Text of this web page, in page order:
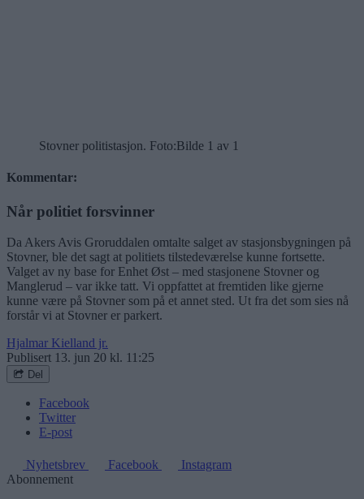
Stovner politistasjon. Foto:Bilde 1 av 1
Kommentar:
Når politiet forsvinner
Da Akers Avis Groruddalen omtalte salget av stasjonsbygningen på
Stovner, ble det sagt at politiets tilstedeværelse kunne fortsette.
Valget av ny base for Enhet Øst – med stasjonene Stovner og
Manglerud – var ikke tatt. Vi oppfattet at fremtiden like gjerne
kunne være på Stovner som på et annet sted. Ut fra det som sies nå
forstår vi at Stovner er parkert.
Hjalmar Kielland jr.
Publisert 13. jun 20 kl. 11:25
Del
Facebook
Twitter
E-post
Nyhetsbrev Facebook
Instagram
Abonnement